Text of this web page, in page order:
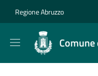
Regione Abruzzo